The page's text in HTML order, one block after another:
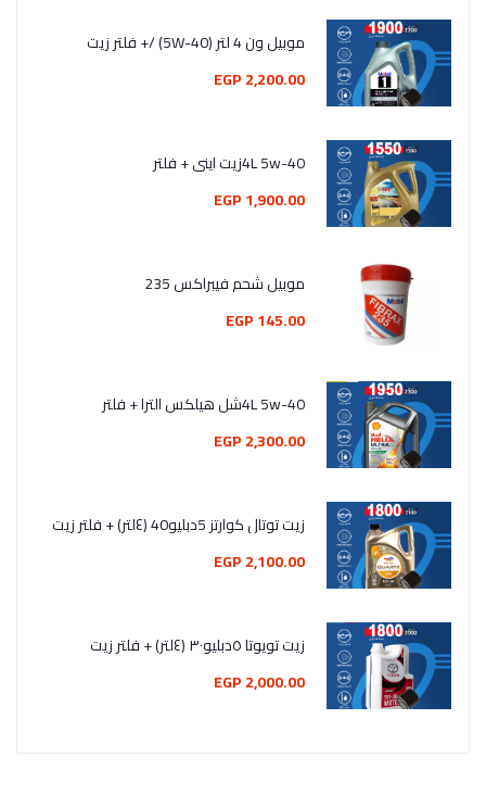
موبيل ون 4 لتر (5W-40) /+ فلتر زيت
2,200.00 EGP
4L 5w-40زيت اينى + فلتر
1,900.00 EGP
موبيل شحم فيبراكس 235
145.00 EGP
4L 5w-40شل هيلكس الترا + فلتر
2,300.00 EGP
زيت توتال كوارتز 5دبليو40 (٤لتر) + فلتر زيت
2,100.00 EGP
زيت تويوتا ٥دبليو٣٠ (٤لتر) + فلتر زيت
2,000.00 EGP